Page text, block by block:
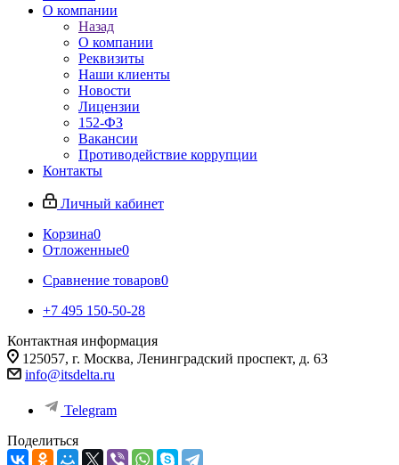
О компании
Назад
О компании
Реквизиты
Наши клиенты
Новости
Лицензии
152-ФЗ
Вакансии
Противодействие коррупции
Контакты
Личный кабинет
Корзина0
Отложенные0
Сравнение товаров0
+7 495 150-50-28
Контактная информация
125057, г. Москва, Ленинградский проспект, д. 63
info@itsdelta.ru
Telegram
Поделиться